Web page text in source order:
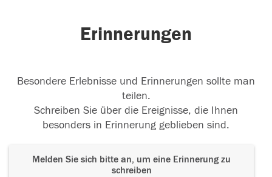
Erinnerungen
Besondere Erlebnisse und Erinnerungen sollte man
teilen.
Schreiben Sie über die Ereignisse, die Ihnen
besonders in Erinnerung geblieben sind.
Melden Sie sich bitte an, um eine Erinnerung zu
schreiben